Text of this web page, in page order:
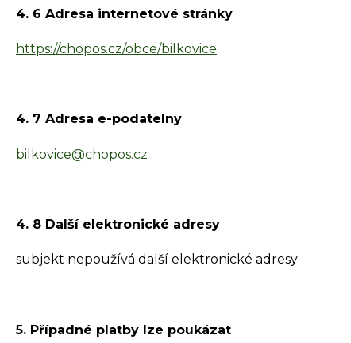
4. 6 Adresa internetové stránky
https://chopos.cz/obce/bilkovice
4. 7 Adresa e-podatelny
bilkovice@chopos.cz
4. 8 Další elektronické adresy
subjekt nepoužívá další elektronické adresy
5. Případné platby lze poukázat